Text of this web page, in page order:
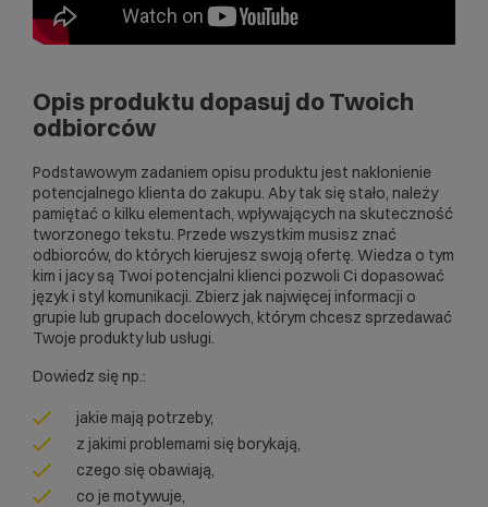
Opis produktu dopasuj do Twoich
odbiorców
Podstawowym zadaniem opisu produktu jest nakłonienie
potencjalnego klienta do zakupu. Aby tak się stało, należy
pamiętać o kilku elementach, wpływających na skuteczność
tworzonego tekstu. Przede wszystkim musisz znać
odbiorców, do których kierujesz swoją ofertę. Wiedza o tym
kim i jacy są Twoi potencjalni klienci pozwoli Ci dopasować
język i styl komunikacji. Zbierz jak najwięcej informacji o
grupie lub grupach docelowych, którym chcesz sprzedawać
Twoje produkty lub usługi.
Dowiedz się np.:
jakie mają potrzeby,
z jakimi problemami się borykają,
czego się obawiają,
co je motywuje,